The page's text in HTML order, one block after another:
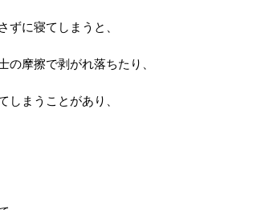
ずに寝てしまうと、
の摩擦で剥がれ落ちたり、
しまうことがあり、